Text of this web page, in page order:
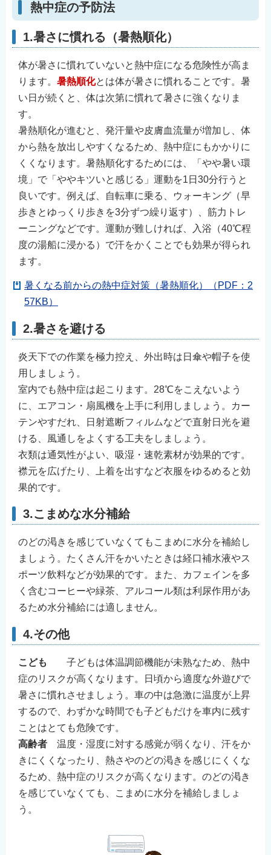
熱中症の予防法
1.暑さに慣れる（暑熱順化）
体が暑さに慣れていないと熱中症になる危険性が高ま
ります。 暑熱順化とは体が暑さに慣れることです。暑
い日が続くと、体は次第に慣れて暑さに強くなりま
す。
暑熱順化が進むと、発汗量や皮膚血流量が増加し、体
から熱を放出しやすくなるため、熱中症にもかかりに
くくなります。暑熱順化するためには、「やや暑い環
境」で「ややキツいと感じる」運動を1日30分行うと
良いです。例えば、自転車に乗る、ウォーキング（早
歩きとゆっくり歩きを3分ずつ繰り返す）、筋力トレ
ーニングなどです。運動が難しければ、入浴（40℃程
度の湯船に浸かる）で汗をかくことでも効果が得られ
ます。
暑くなる前からの熱中症対策（暑熱順化）（PDF：2
57KB）
2.暑さを避ける
炎天下での作業を極力控え、外出時は日傘や帽子を使
用しましょう。
室内でも熱中症は起こります。28℃をこえないよう
に、エアコン・扇風機を上手に利用しましょう。カー
テンやすだれ、日射遮断フィルムなどで直射日光を避
ける、風通しをよくする工夫をしましょう。
衣類は通気性がよい、吸湿・速乾素材が効果的です。
襟元を広げたり、上着を出すなど衣服をゆるめると効
果的です。
3.こまめな水分補給
のどの渇きを感じていなくてもこまめに水分を補給し
ましょう。たくさん汗をかいたときは経口補水液やス
ポーツ飲料などが効果的です。また、カフェインを多
く含むコーヒーや緑茶、アルコール類は利尿作用があ
るため水分補給には適しません。
4.その他
こども
子どもは体温調節機能が未熟なため、熱中
症のリスクが高くなります。日頃から適度な外遊びで
暑さに慣れさせましょう。車の中は急激に温度が上昇
するので、わずかな時間でも子どもだけを車内に残す
ことはとても危険です。
高齢者 温度・湿度に対する感覚が弱くなり、汗をか
きにくくなったり、熱さやのどの渇きを感じにくくな
るため、熱中症のリスクが高くなります。のどの渇き
を感じていなくても、こまめに水分を補給しましょ
う。
नेपाली
Filipino